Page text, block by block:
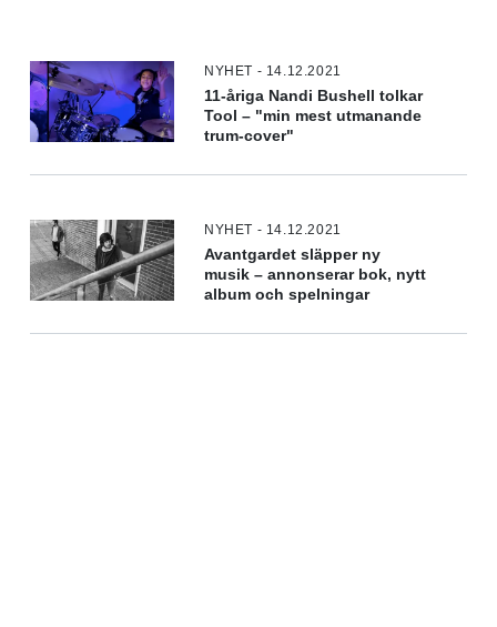
NYHET - 14.12.2021
11-åriga Nandi Bushell tolkar
Tool – "min mest utmanande
trum-cover"
NYHET - 14.12.2021
Avantgardet släpper ny
musik – annonserar bok, nytt
album och spelningar